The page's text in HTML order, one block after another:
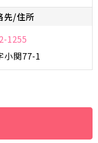
先/住所
1255
小関77-1